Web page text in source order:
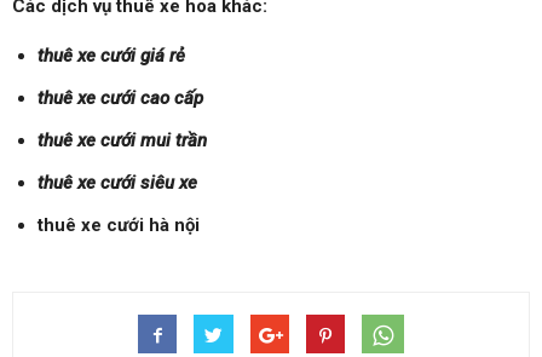
Các dịch vụ thuê xe hoa khác:
thuê xe cưới giá rẻ
thuê xe cưới cao cấp
thuê xe cưới mui trần
thuê xe cưới siêu xe
thuê xe cưới hà nội